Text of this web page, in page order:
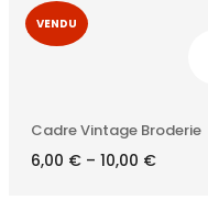
VENDU
Cadre Vintage Broderie
6,00 €– 10,00 €